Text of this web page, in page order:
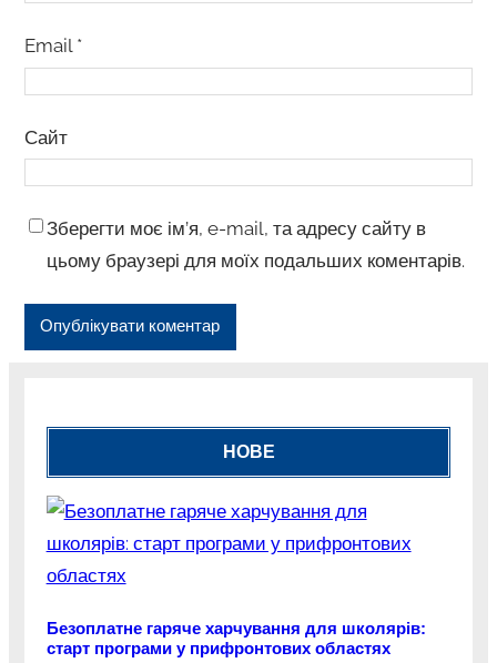
Email *
Сайт
Зберегти моє ім’я, e-mail, та адресу сайту в
цьому браузері для моїх подальших коментарів.
НОВЕ
Безоплатне гаряче харчування для школярів:
старт програми у прифронтових областях